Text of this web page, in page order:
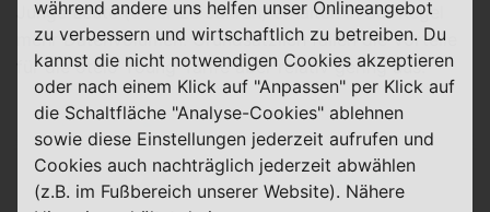
Junge Leute (unter 28 Jahren) erhalten in der Regel
mehr Datenvolumen. Grundsätzlich fallen die Vorteile
für die otelo Young-Tarife aber relativ gering aus.
Allnet-Flat Max Young
Details
während andere uns helfen unser Onlineangebot
zu verbessern und wirtschaftlich zu betreiben. Du
kannst die nicht notwendigen Cookies akzeptieren
oder nach einem Klick auf "Anpassen" per Klick auf
die Schaltfläche "Analyse-Cookies" ablehnen
sowie diese Einstellungen jederzeit aufrufen und
Cookies auch nachträglich jederzeit abwählen
(z.B. im Fußbereich unserer Website). Nähere